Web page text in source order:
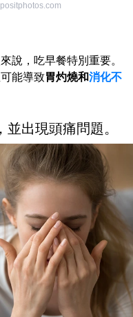
說，吃早餐特別重要。
能導致胃灼燒和消化不
出現頭痛問題。